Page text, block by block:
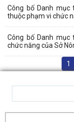
Công bố Danh
thuộc phạm vi chức
Công bố Danh
chức năng của Sở
1